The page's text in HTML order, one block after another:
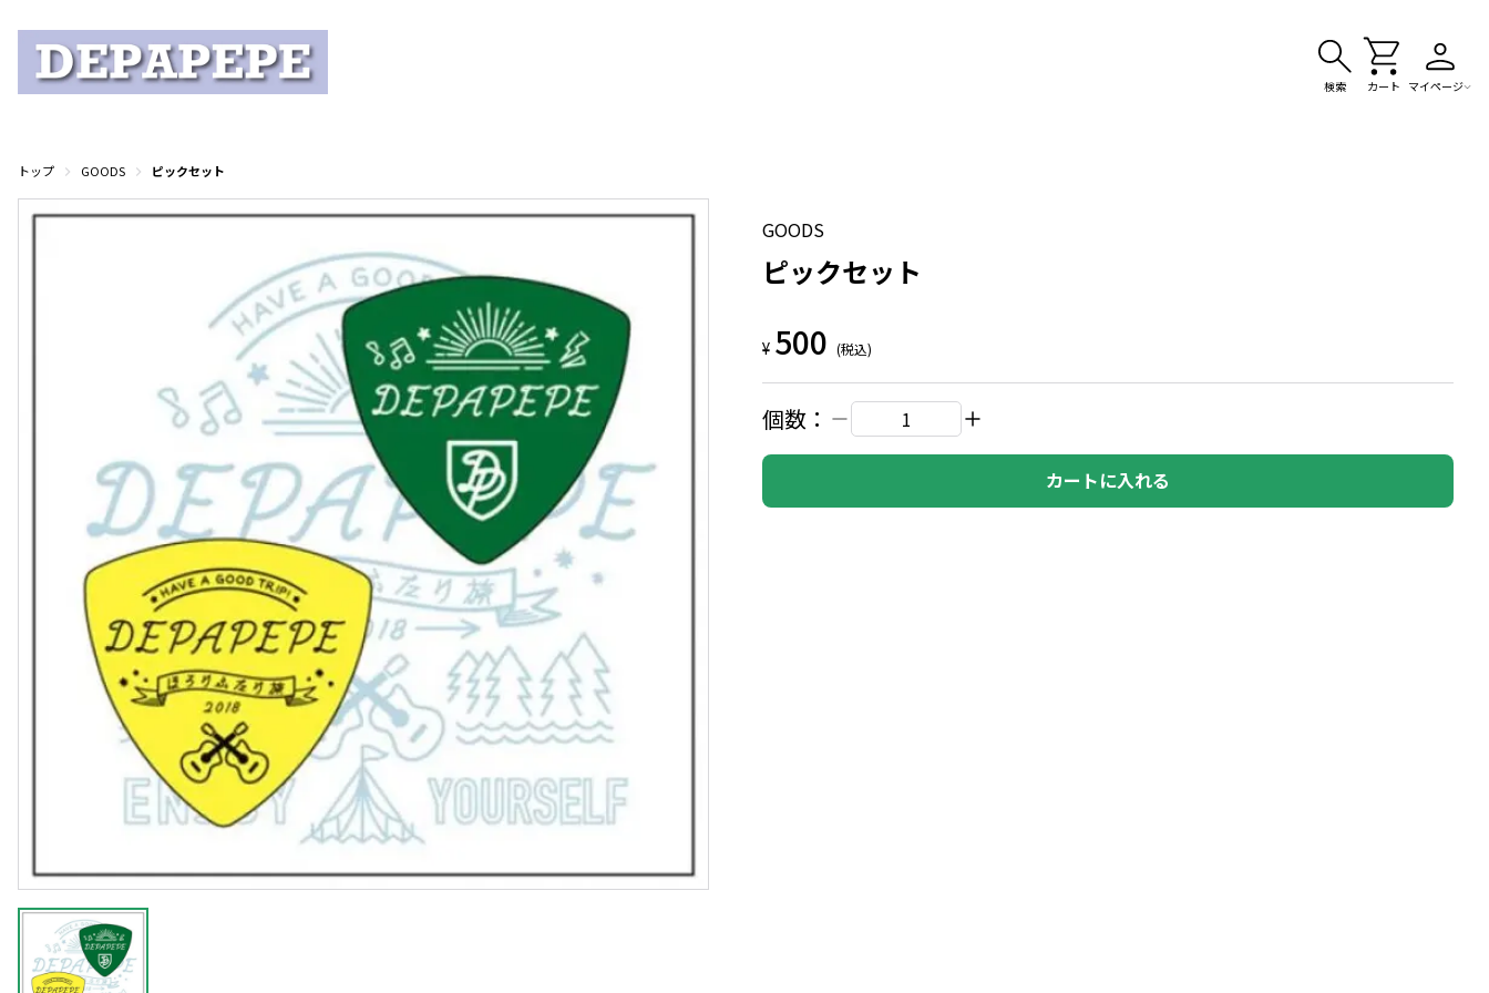
検索 カート マイページ
トップ GOODS ピックセット
GOODS
ピックセット
¥ 500 (税込)
個数：
カートに入れる